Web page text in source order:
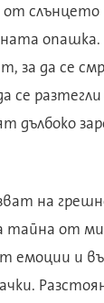
слънцето
за да се
се
дълбоко
на
тайна от
емоции и